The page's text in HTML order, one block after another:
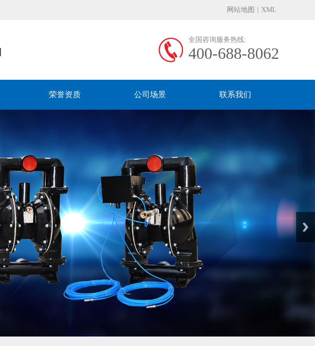
网站地图 XML
全国咨询服务热线:
400-688-8062
荣誉资质 公司场景 联系我们